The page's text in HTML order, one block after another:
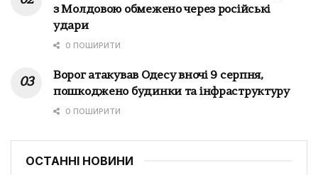
з Молдовою обмежено через російські
удари
0 ПОШИРИТИ
Ворог атакував Одесу вночі 9 серпня,
пошкоджено будинки та інфраструктуру
0 ПОШИРИТИ
ОСТАННІ НОВИНИ